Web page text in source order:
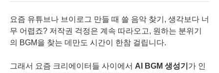
요즘 유튜브나 브이로그 만들 때 쓸 음악 찾기, 생각보다 너
무 어렵죠? 저작권 걱정은 계속 따라오고, 원하는 분위기
의 BGM을 찾는 데만도 시간이 한참 걸립니다.
그래서 요즘 크리에이터들 사이에서 AI BGM 생성기 가 인